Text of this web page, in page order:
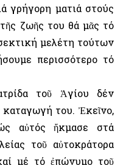
γρήγορη ματιά στούς
ζωῆς του θά μᾶς τό
μελέτη τούτων
περισσότερο τό
τοῦ Ἁγίου δέν
καταγωγή του. Ἐκεῖνο,
αὐτός ἤκμασε στά
τοῦ αὐτοκράτορα
μέ τό ἐπώνυμο τοῦ